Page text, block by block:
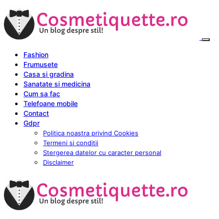
Fashion
Frumusete
Casa si gradina
Sanatate si medicina
Cum sa fac
Telefoane mobile
Contact
Gdpr
Politica noastra privind Cookies
Termeni si conditii
Stergerea datelor cu caracter personal
Disclaimer